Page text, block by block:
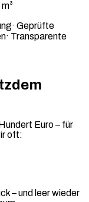
· Geprüfte
· Transparente
Euro – für
oft:
– und leer wieder